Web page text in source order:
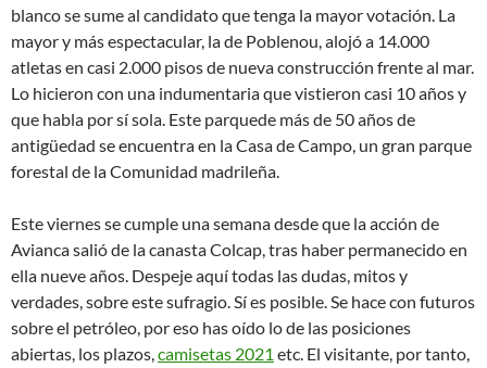
blanco se sume al candidato que tenga la mayor votación. La
mayor y más espectacular, la de Poblenou, alojó a 14.000
atletas en casi 2.000 pisos de nueva construcción frente al mar.
Lo hicieron con una indumentaria que vistieron casi 10 años y
que habla por sí sola. Este parquede más de 50 años de
antigüedad se encuentra en la Casa de Campo, un gran parque
forestal de la Comunidad madrileña.
Este viernes se cumple una semana desde que la acción de
Avianca salió de la canasta Colcap, tras haber permanecido en
ella nueve años. Despeje aquí todas las dudas, mitos y
verdades, sobre este sufragio. Sí es posible. Se hace con futuros
sobre el petróleo, por eso has oído lo de las posiciones
abiertas, los plazos,camisetas 2021 etc. El visitante, por tanto,